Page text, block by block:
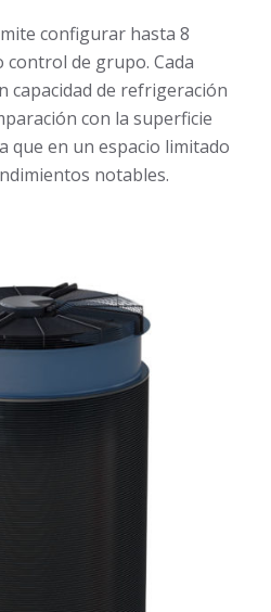
configurar hasta 8
control de grupo. Cada
capacidad de refrigeración
con la superficie
que en un espacio limitado
notables.